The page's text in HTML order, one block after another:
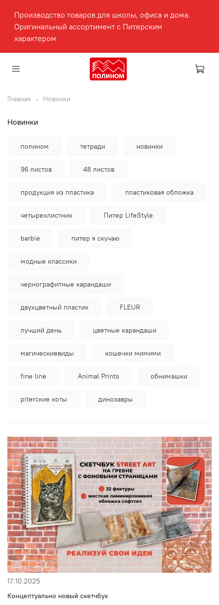
Производство товаров для школы, офиса и дома.
Оригинальный ассортимент с Питерским
характером
Главная Новинки
Новинки
полином тетради новинки
96 листов 48 листов
продукция из пластика пластиковая обложка
четырехлистник Питер LifeStyle
barbie питер я скучаю
модные классики
чернографитные карандаши
двухцветный пластик FLEUR
лучший день цветные карандаши
магическиевиды кошечки мимими
fine line Animal Prints обнимашки
piterские коты динозавры
17.10.2025
Концептуально новый скетчбук